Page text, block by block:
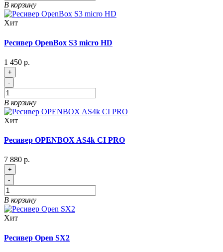
В корзину
Хит
Ресивер OpenBox S3 micro HD
1 450 р.
+
-
В корзину
Хит
Ресивер OPENBOX AS4k CI PRO
7 880 р.
+
-
В корзину
Хит
Ресивер Open SX2